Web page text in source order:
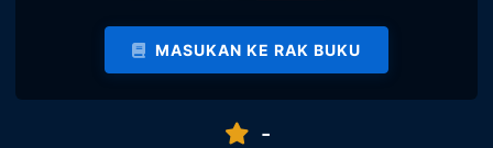
MASUKAN KE RAK BUKU
-